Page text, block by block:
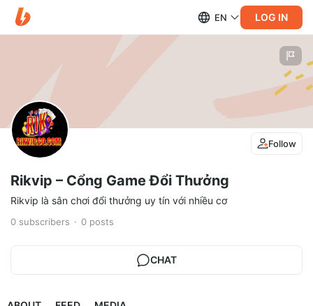
EN LOG IN
Follow
Rikvip – Cổng Game Đổi Thưởng
Rikvip là sân chơi đổi thưởng uy tín với nhiều cơ
0 subscribers 0 posts
CHAT